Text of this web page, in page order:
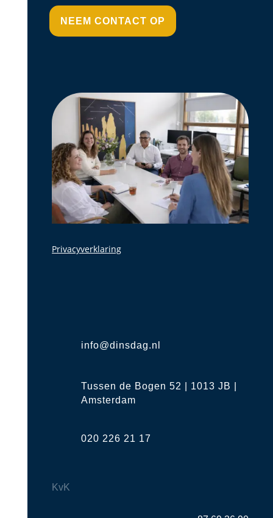
NEEM CONTACT OP
Privacyverklaring
info@dinsdag.nl
Tussen de Bogen 52 | 1013 JB |
Amsterdam
020 226 21 17
KvK